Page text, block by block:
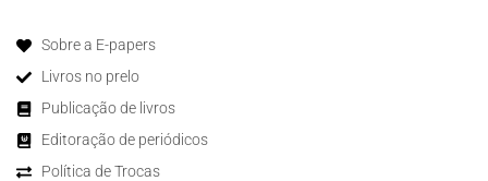
Sobre a E-papers
Livros no prelo
Publicação de livros
Editoração de periódicos
Política de Trocas